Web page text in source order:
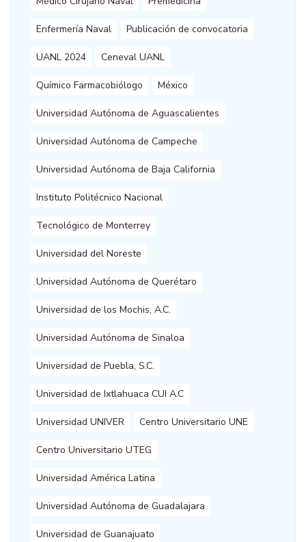
Enfermería Naval Publicación de convocatoria
UANL 2024 Ceneval UANL
Químico Farmacobiólogo México
Universidad Autónoma de Aguascalientes
Universidad Autónoma de Campeche
Universidad Autónoma de Baja California
Instituto Politécnico Nacional
Tecnológico de Monterrey
Universidad del Noreste
Universidad Autónoma de Querétaro
Universidad de los Mochis, A.C.
Universidad Autónoma de Sinaloa
Universidad de Puebla, S.C.
Universidad de Ixtlahuaca CUI A.C
Universidad UNIVER Centro Universitario UNE
Centro Universitario UTEG
Universidad América Latina
Universidad Autónoma de Guadalajara
Universidad de Guanajuato